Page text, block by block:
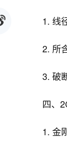
1. 线
2. 所
3. 破
四、
1. 金